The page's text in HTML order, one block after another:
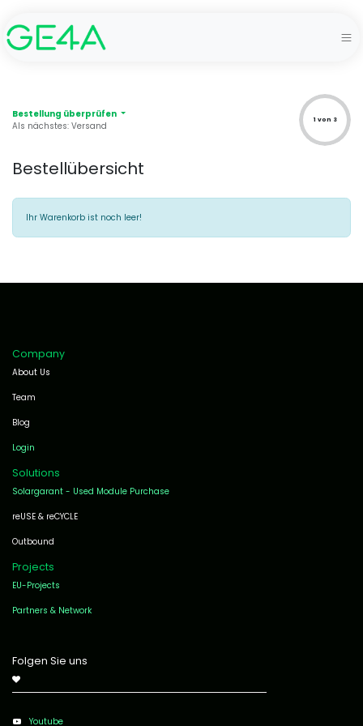
Bestellung überprüfen
Als nächstes: Versand
1 von 3
Bestellübersicht
Ihr Warenkorb ist noch leer!
Company
About Us
Team
Blog
Login
Solutions
Solargarant - Used Module Purchase
reUSE & reCYCLE
Outbound
Projects
EU-Projects
Partners & Network
Folgen Sie uns
Youtube